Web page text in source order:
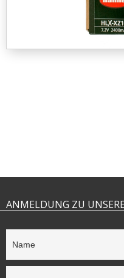
ANMELDUNG ZU